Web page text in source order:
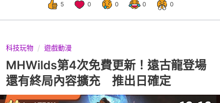
5 0 0 0 0
科技玩物 遊戲動漫
MHWilds第4次免費更新！遠古龍登場
還有終局內容擴充 推出日確定